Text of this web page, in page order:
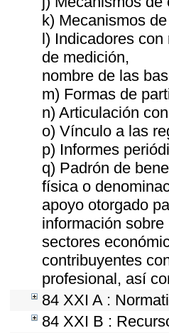
k) Mecanismos
l) Indicadores
de medición,
nombre de las
m) Formas de
n) Articulación
o) Vínculo a las
p) Informes
q) Padrón de
física o
apoyo otorgado
información
sectores
contribuyentes
profesional, así
84 XXI A :
84 XXI B :